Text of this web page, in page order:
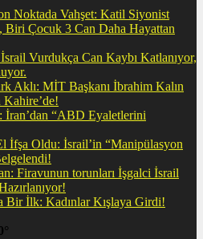
Noktada Vahşet: Katil Siyonist
Biri Çocuk 3 Can Daha Hayattan
Vurdukça Can Kaybı Katlanıyor,
Aklı: MİT Başkanı İbrahim Kalın
İran’dan “ABD Eyaletlerini
İfşa Oldu: İsrail’in “Manipülasyon
Firavunun torunları İşgalci İsrail
Bir İlk: Kadınlar Kışlaya Girdi!